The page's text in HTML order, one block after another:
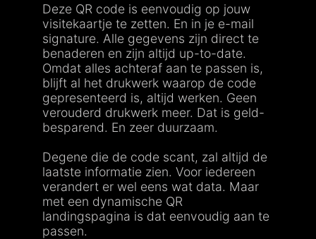
Deze QR code is eenvoudig op jouw
visitekaartje te zetten. En in je e-mail
signature. Alle gegevens zijn direct te
benaderen en zijn altijd up-to-date.
Omdat alles achteraf aan te passen is,
blijft al het drukwerk waarop de code
gepresenteerd is, altijd werken. Geen
verouderd drukwerk meer. Dat is geld-
besparend. En zeer duurzaam.
Degene die de code scant, zal altijd de
laatste informatie zien. Voor iedereen
verandert er wel eens wat data. Maar
met een dynamische QR
landingspagina is dat eenvoudig aan te
passen.